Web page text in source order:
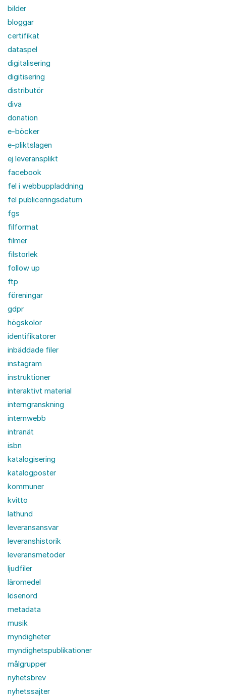
bilder
bloggar
certifikat
dataspel
digitalisering
digitisering
distributör
diva
donation
e-böcker
e-pliktslagen
ej leveransplikt
facebook
fel i webbuppladdning
fel publiceringsdatum
fgs
filformat
filmer
filstorlek
follow up
ftp
föreningar
gdpr
högskolor
identifikatorer
inbäddade filer
instagram
instruktioner
interaktivt material
interngranskning
internwebb
intranät
isbn
katalogisering
katalogposter
kommuner
kvitto
lathund
leveransansvar
leveranshistorik
leveransmetoder
ljudfiler
läromedel
lösenord
metadata
musik
myndigheter
myndighetspublikationer
målgrupper
nyhetsbrev
nyhetssajter